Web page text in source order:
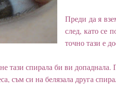
Преди да я
след, като се
точно тази е
тази спирала би ви
съм си на белязала друга